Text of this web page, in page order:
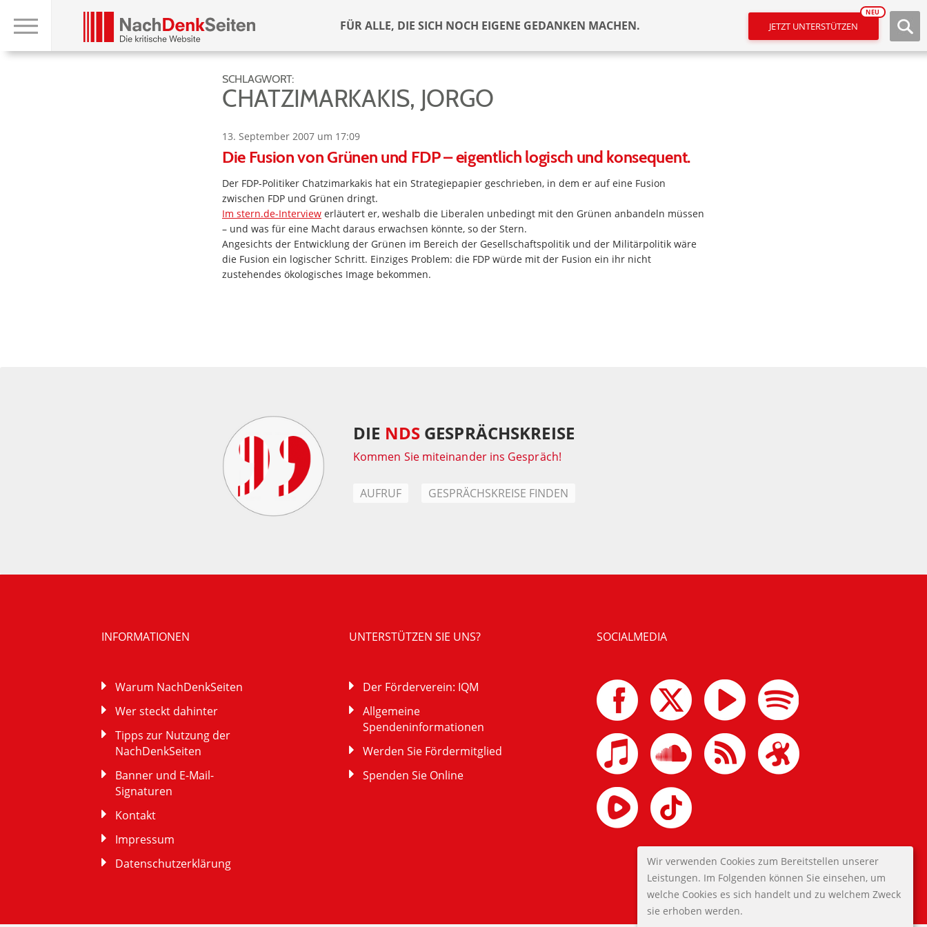
FÜR ALLE, DIE SICH NOCH EIGENE GEDANKEN MACHEN. JETZT UNTERSTÜTZEN
NEU
SCHLAGWORT:
CHATZIMARKAKIS, JORGO
13. September 2007 um 17:09
Die Fusion von Grünen und FDP – eigentlich logisch und konsequent.
Der FDP-Politiker Chatzimarkakis hat ein Strategiepapier geschrieben, in dem er auf eine Fusion
zwischen FDP und Grünen dringt.
Im stern.de-Interview erläutert er, weshalb die Liberalen unbedingt mit den Grünen anbandeln müssen
– und was für eine Macht daraus erwachsen könnte, so der Stern.
Angesichts der Entwicklung der Grünen im Bereich der Gesellschaftspolitik und der Militärpolitik wäre
die Fusion ein logischer Schritt. Einziges Problem: die FDP würde mit der Fusion ein ihr nicht
zustehendes ökologisches Image bekommen.
DIE NDSGESPRÄCHSKREISE
Kommen Sie miteinander ins Gespräch!
AUFRUF GESPRÄCHSKREISE FINDEN
INFORMATIONEN
Warum NachDenkSeiten
Wer steckt dahinter
Tipps zur Nutzung der
NachDenkSeiten
Banner und E-Mail-
Signaturen
Kontakt
Impressum
Datenschutzerklärung
UNTERSTÜTZEN SIE UNS?
Der Förderverein: IQM
Allgemeine
Spendeninformationen
Werden Sie Fördermitglied
Spenden Sie Online
SOCIALMEDIA
Wir verwenden Cookies zum Bereitstellen unserer
Leistungen. Im Folgenden können Sie einsehen, um
welche Cookies es sich handelt und zu welchem Zweck
sie erhoben werden.